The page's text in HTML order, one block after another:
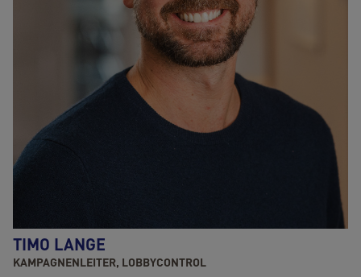
TIMO LANGE
KAMPAGNENLEITER, LOBBYCONTROL